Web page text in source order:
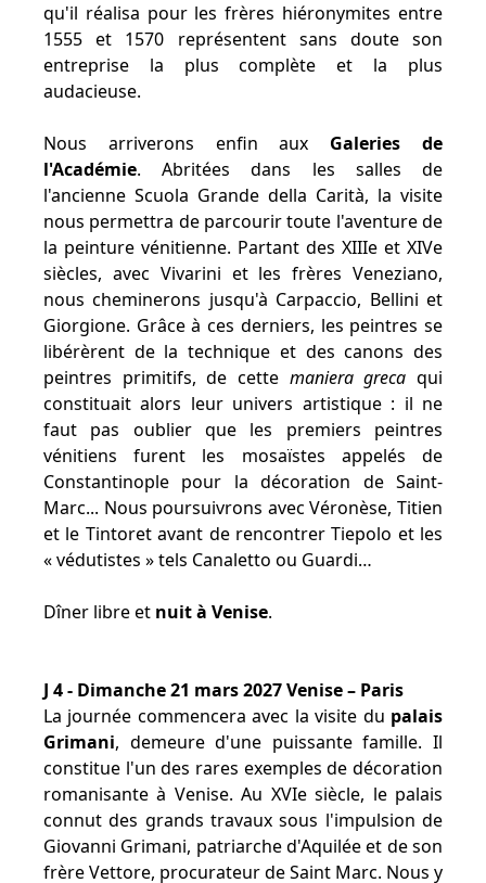
qu'il réalisa pour les frères hiéronymites entre
1555 et 1570 représentent sans doute son
entreprise la plus complète et la plus
audacieuse.
Nous arriverons enfin aux Galeries de
l'Académie. Abritées dans les salles de
l'ancienne Scuola Grande della Carità, la visite
nous permettra de parcourir toute l'aventure de
la peinture vénitienne. Partant des XIIIe et XIVe
siècles, avec Vivarini et les frères Veneziano,
nous cheminerons jusqu'à Carpaccio, Bellini et
Giorgione. Grâce à ces derniers, les peintres se
libérèrent de la technique et des canons des
peintres primitifs, de cette maniera greca qui
constituait alors leur univers artistique : il ne
faut pas oublier que les premiers peintres
vénitiens furent les mosaïstes appelés de
Constantinople pour la décoration de Saint-
Marc... Nous poursuivrons avec Véronèse, Titien
et le Tintoret avant de rencontrer Tiepolo et les
« védutistes » tels Canaletto ou Guardi…
Dîner libre et nuit à Venise.
J 4 - Dimanche 21 mars 2027 Venise – Paris
La journée commencera avec la visite du palais
Grimani, demeure d'une puissante famille. Il
constitue l'un des rares exemples de décoration
romanisante à Venise. Au XVIe siècle, le palais
connut des grands travaux sous l'impulsion de
Giovanni Grimani, patriarche d'Aquilée et de son
frère Vettore, procurateur de Saint Marc. Nous y